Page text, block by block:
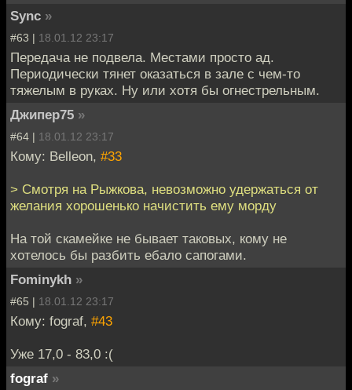
Sync »
#63 | 18.01.12 23:17
Передача не подвела. Местами просто ад.
Периодически тянет оказаться в зале с чем-то
тяжелым в руках. Ну или хотя бы огнестрельным.
Джипер75 »
#64 | 18.01.12 23:17
Кому: Belleon, #33
> Смотря на Рыжкова, невозможно удержаться от
желания хорошенько начистить ему морду
На той скамейке не бывает таковых, кому не
хотелось бы разбить ебало сапогами.
Fominykh »
#65 | 18.01.12 23:17
Кому: fograf, #43
Уже 17,0 - 83,0 :(
fograf »